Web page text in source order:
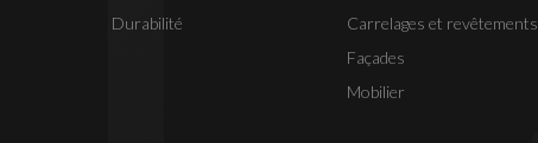
Durabilité
Carrelages et revêtements
Façades
Mobilier